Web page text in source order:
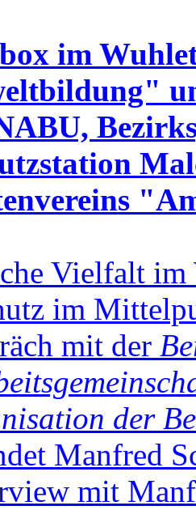
im
Vielfalt im
im
mit der
der
Manfred
mit